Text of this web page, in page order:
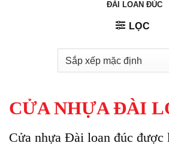
ĐÀI LOAN ĐÚC
LỌC
CỬA NHỰA ĐÀI
Cửa nhựa Đài loan đúc được